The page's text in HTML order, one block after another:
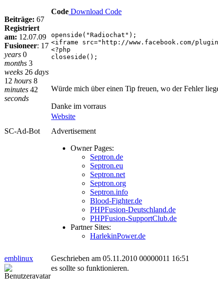
Beiträge: 67
Registriert
am: 12.07.09
Fusioneer: 17
years 0
months 3
weeks 26 days
12 hours 8
minutes 42
seconds
Code Download Code
openside("Radiochat");
<iframe src="http://www.facebook.com/
<?php
closeside();
Würde mich über einen Tip freuen, wo der Fehler
Danke im vorraus
Website
SC-Ad-Bot
Advertisement
Owner Pages:
Septron.de
Septron.eu
Septron.net
Septron.org
Septron.info
Blood-Fighter.de
PHPFusion-Deutschland.de
PHPFusion-SupportClub.de
Partner Sites:
HarlekinPower.de
emblinux Geschrieben am 05.11.2010 00000011 16:51
es sollte so funktionieren.